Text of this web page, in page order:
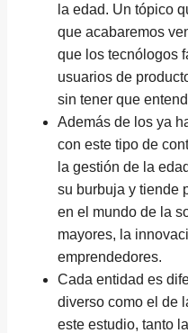
la edad. Un tópico
que acabaremos
que los tecnólogos
usuarios de
sin tener que
Además de los ya
con este tipo de
la gestión de la
su burbuja y tiende
en el mundo de la
mayores, la
emprendedores.
Cada entidad es
diverso como el de
este estudio, tanto